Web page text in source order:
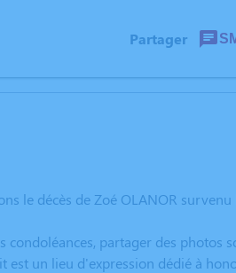
Partager
le décès de Zoé OLANOR
partager des photos
est un lieu d'expression dédié à